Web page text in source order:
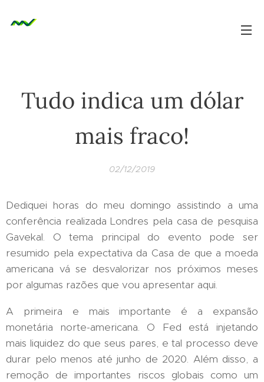
Tudo indica um dólar
mais fraco!
02/12/2019
Dediquei horas do meu domingo assistindo a uma
conferência realizada Londres pela casa de pesquisa
Gavekal. O tema principal do evento pode ser
resumido pela expectativa da Casa de que a moeda
americana vá se desvalorizar nos próximos meses
por algumas razões que vou apresentar aqui.
A primeira e mais importante é a expansão
monetária norte-americana. O Fed está injetando
mais liquidez do que seus pares, e tal processo deve
durar pelo menos até junho de 2020. Além disso, a
remoção de importantes riscos globais como um